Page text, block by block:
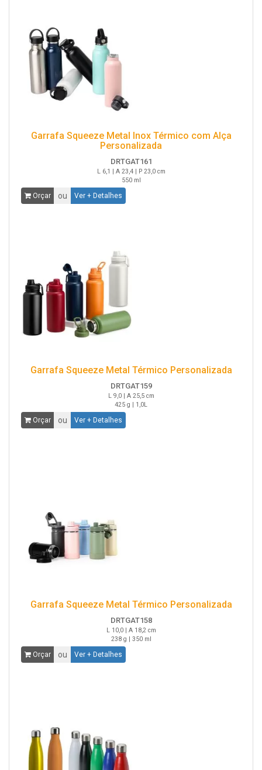
Garrafa Squeeze Metal Inox Térmico com Alça
Personalizada
DRTGAT161
L 6,1 | A 23,4 | P 23,0 cm
550 ml
Orçar ou Ver + Detalhes
Garrafa Squeeze Metal Térmico Personalizada
DRTGAT159
L 9,0 | A 25,5 cm
425 g | 1,0L
Orçar ou Ver + Detalhes
Garrafa Squeeze Metal Térmico Personalizada
DRTGAT158
L 10,0 | A 18,2 cm
238 g | 350 ml
Orçar ou Ver + Detalhes